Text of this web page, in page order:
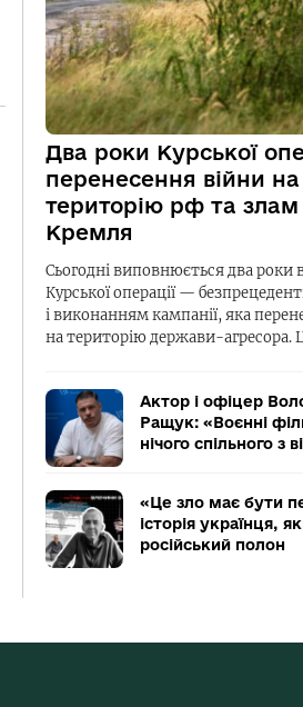
Два роки Курської
перенесення війни на
територію рф та злам
Кремля
Сьогодні виповнюється два роки
Курської операції —
і виконанням кампанії, яка
на територію держави-агресора.
Актор і офіцер
Ращук: «Воєнні
нічого спільного з
«Це зло має бути
історія українця,
російський полон